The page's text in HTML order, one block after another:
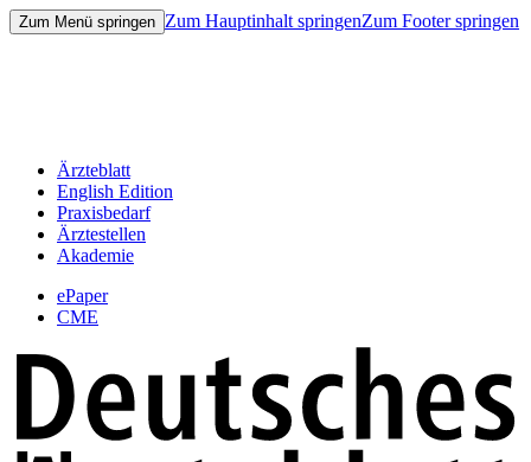
Zum Menü springen Zum Hauptinhalt springenZum Footer springen
Ärzteblatt
English Edition
Praxisbedarf
Ärztestellen
Akademie
ePaper
CME